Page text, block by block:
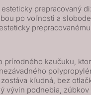
prepracovaný
po voľnosti a
prírodného kaučuku,
kľudná, bez
vývin podnebia,